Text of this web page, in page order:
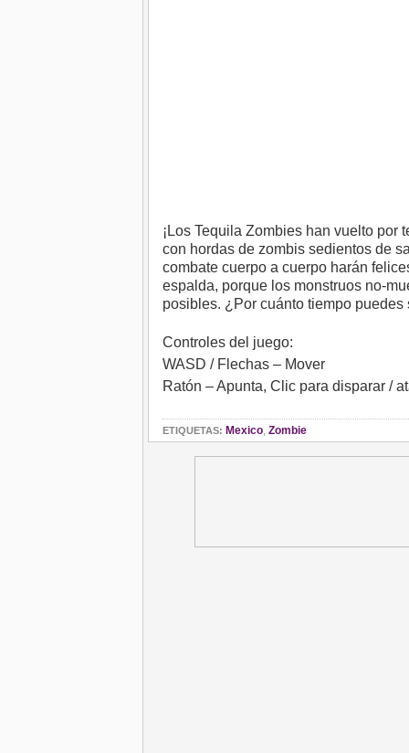
¡Los Tequila Zombies han vuelto por
con hordas de zombis sedientos de
combate cuerpo a cuerpo harán
espalda, porque los monstruos no-
posibles. ¿Por cuánto tiempo puedes
Controles del juego:
WASD / Flechas – Mover
Ratón – Apunta, Clic para disparar /
ETIQUETAS: Mexico, Zombie